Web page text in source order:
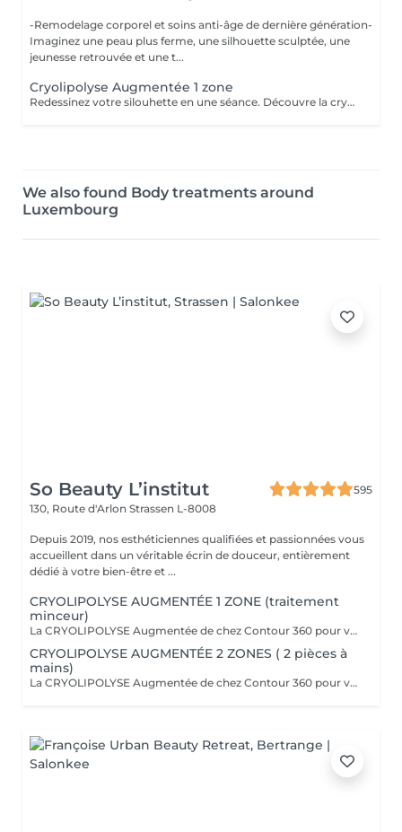
-Remodelage corporel et soins anti-âge de dernière génération-
Imaginez une peau plus ferme, une silhouette sculptée, une
jeunesse retrouvée et une t...
Cryolipolyse Augmentée 1 zone
Redessinez votre silouhette en une séance. Découvre la cryolipolise augmentée, une technologie haute gamme, fariquée en France par ContourParis. Éliminez les amas graisseux grâce à l'efficacité du froid. Il est possible qu'il y ait des contre-indications à la réalisation de ce soin. Si vous n'êtes jamais venu, je vous conseille de réserver au préalable un bilan silhouette ou de téléphoner au cabinet.
We also found Body treatments around
Luxembourg
So Beauty L’institut
595
130, Route d'Arlon Strassen L-8008
Depuis 2019, nos esthéticiennes qualifiées et passionnées vous
accueillent dans un véritable écrin de douceur, entièrement
dédié à votre bien-être et ...
CRYOLIPOLYSE AUGMENTÉE 1 ZONE (traitement
minceur)
La CRYOLIPOLYSE Augmentée de chez Contour 360 pour venir à bout en une séance de nos bourrelets disgracieux. La Cryolipolyse Augmentée permet la destruction et l'élimination naturelle des cellules graisseuses par l'application d'un froid intense sur l'amas ciblé, avec des résultats visibles et permanent dès la première séance. Que ce soit pour le ventre, les poignées d'amour, les cuisses, la culotte de cheval, le pli du soutien gorge ou les bras, Contour 360 offre des solutions sur-mesure grâce à ses différents applicateurs ergonomiques (small, medium, large, flat, Helios). Chacun est conçu pour cibler efficacement les amas graisseux spécifiques, permettant une personnalisation optimale du traitement. Le soin Contour 360 est une révolution dans le domaine de l'esthétique corporelle. Si vous cherchez à affiner votre silhouette sans recourir à des interventions chirurgicales invasives, ce traitement est idéal !
CRYOLIPOLYSE AUGMENTÉE 2 ZONES ( 2 pièces à
mains)
La CRYOLIPOLYSE Augmentée de chez Contour 360 pour venir à bout en une séance de nos bourrelets disgracieux. La Cryolipolyse Augmentée permet la destruction et l'élimination naturelle des cellules graisseuses par l'application d'un froid intense sur l'amas ciblé, avec des résultats visibles et permanent dès la première séance. Que ce soit pour le ventre, les poignées d'amour, les cuisses, la culotte de cheval, le pli du soutien gorge ou les bras, Contour 360 offre des solutions sur-mesure grâce à ses différents applicateurs ergonomiques (small, medium, large, flat, Helios). Chacun est conçu pour cibler efficacement les amas graisseux spécifiques, permettant une personnalisation optimale du traitement. Le soin Contour 360 est une révolution dans le domaine de l'esthétique corporelle. Si vous cherchez à affiner votre silhouette sans recourir à des interventions chirurgicales invasives, ce traitement est idéal !